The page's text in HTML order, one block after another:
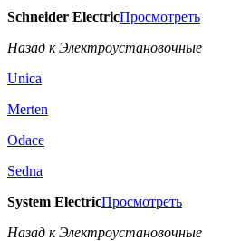
Schneider ElectricПросмотреть
Назад к Электроустановочные
Unica
Merten
Odace
Sedna
System ElectricПросмотреть
Назад к Электроустановочные